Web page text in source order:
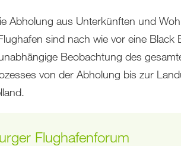
Abholung aus Unterkünften und
sind nach wie vor eine Black
Beobachtung des
von der Abholung bis zur
Flughafenforum